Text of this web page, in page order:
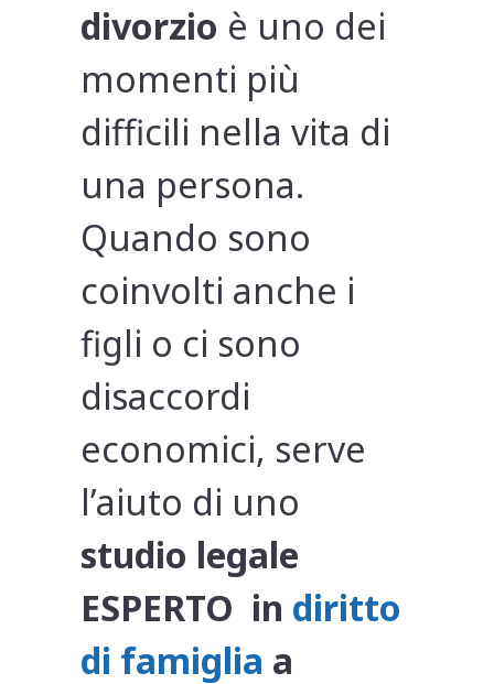
divorzio è uno dei
momenti più
difficili nella vita di
una persona.
Quando sono
coinvolti anche i
figli o ci sono
disaccordi
economici, serve
l’aiuto di uno
studio legale
ESPERTO in diritto
di famiglia a